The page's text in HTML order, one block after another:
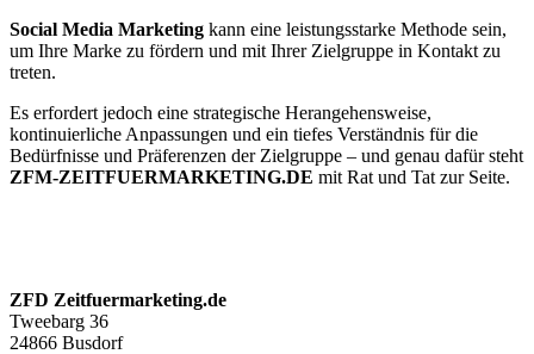
Social Media Marketing kann eine leistungsstarke Methode sein,
um Ihre Marke zu fördern und mit Ihrer Zielgruppe in Kontakt zu
treten.
Es erfordert jedoch eine strategische Herangehensweise,
kontinuierliche Anpassungen und ein tiefes Verständnis für die
Bedürfnisse und Präferenzen der Zielgruppe – und genau dafür steht
ZFM-ZEITFUERMARKETING.DE mit Rat und Tat zur Seite.
ZFD Zeitfuermarketing.de
Tweebarg 36
24866 Busdorf